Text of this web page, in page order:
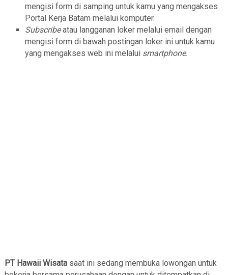
mengisi form di samping untuk kamu yang mengakses
Portal Kerja Batam melalui komputer.
Subscribeatau langganan loker melalui email dengan
mengisi form di bawah postingan loker ini untuk kamu
yang mengakses web ini melalui smartphone.
PT Hawaii Wisata saat ini sedang membuka lowongan untuk